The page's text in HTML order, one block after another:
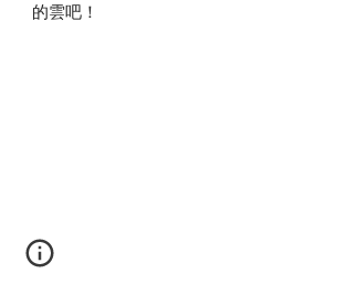
的雲吧！